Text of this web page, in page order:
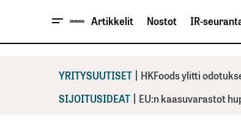
Artikkelit Nostot IR-
YRITYSUUTISET | HKFoods ylitti
SIJOITUSIDEAT | EU:n kaasuvarastot